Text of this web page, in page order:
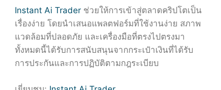
Instant Ai Trader ช่วยให้การเข้าสู่ตลาดคริปโตเป็น
เรื่องง่าย โดยนำเสนอแพลตฟอร์มที่ใช้งานง่าย สภาพ
แวดล้อมที่ปลอดภัย และเครื่องมือที่ตรงไปตรงมา
ทั้งหมดนี้ได้รับการสนับสนุนจากกระเป๋าเงินที่ได้รับ
การประกันและการปฏิบัติตามกฎระเบียบ